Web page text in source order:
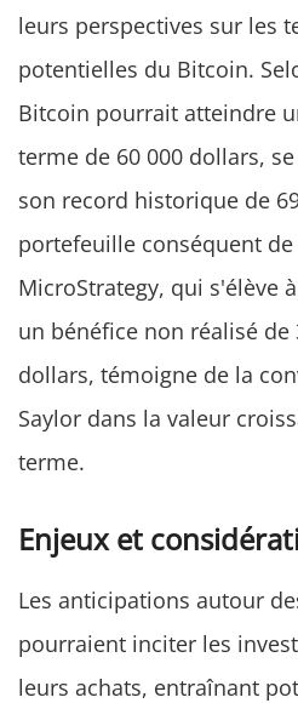
leurs perspectives sur les
potentielles du Bitcoin.
Bitcoin pourrait atteindre
terme de 60 000 dollars,
son record historique de
portefeuille conséquent
MicroStrategy, qui s'élève
un bénéfice non réalisé
dollars, témoigne de la
Saylor dans la valeur
terme.
Enjeux et
Les anticipations autour
pourraient inciter les
leurs achats, entraînant